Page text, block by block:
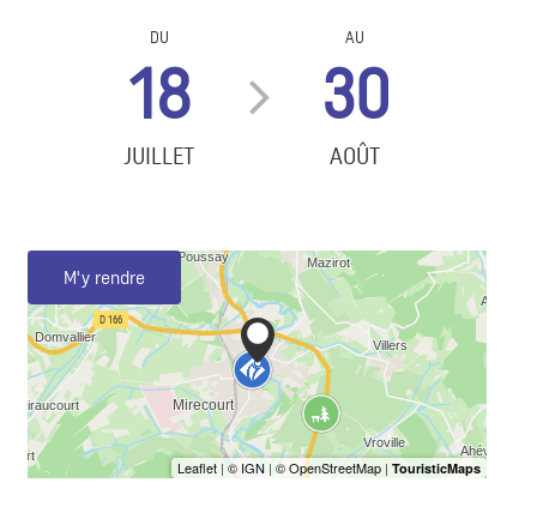
DU
18
JUILLET
AU
30
AOÛT
M'y rendre